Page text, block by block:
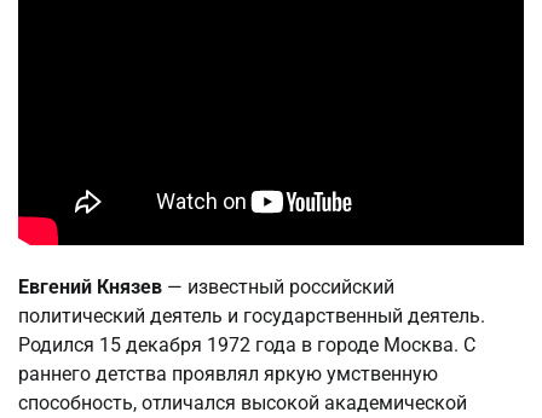
Евгений Князев — известный российский
политический деятель и государственный деятель.
Родился 15 декабря 1972 года в городе Москва. С
раннего детства проявлял яркую умственную
способность, отличался высокой академической